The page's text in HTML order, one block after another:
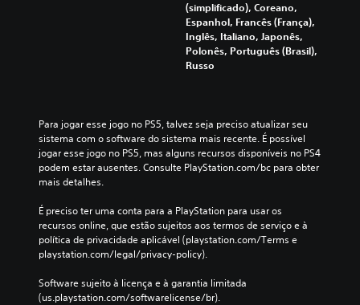
(simplificado), Coreano,
Espanhol, Francês (França),
Inglês, Italiano, Japonês,
Polonês, Português (Brasil),
Russo
Para jogar esse jogo no PS5, talvez seja preciso atualizar seu
sistema com o software do sistema mais recente. É possível
jogar esse jogo no PS5, mas alguns recursos disponíveis no PS4
podem estar ausentes. Consulte PlayStation.com/bc para obter
mais detalhes.
É preciso ter uma conta para a PlayStation para usar os
recursos online, que estão sujeitos aos termos de serviço e à
política de privacidade aplicável (playstation.com/Terms e
playstation.com/legal/privacy-policy).
Software sujeito à licença e à garantia limitada
(us.playstation.com/softwarelicense/br).